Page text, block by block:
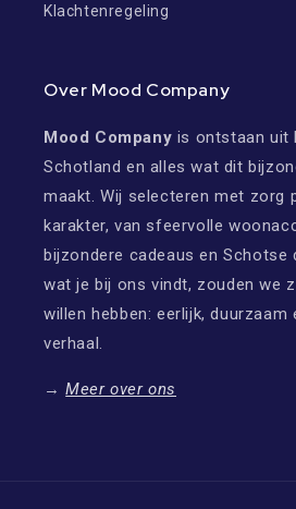
Klachtenregeling
Over Mood Company
Mood Company is ontstaan uit
Schotland en alles wat dit
maakt. Wij selecteren met zorg
karakter, van sfeervolle
bijzondere cadeaus en Schotse
wat je bij ons vindt, zouden we
willen hebben: eerlijk, duurzaam
verhaal.
→Meer over ons